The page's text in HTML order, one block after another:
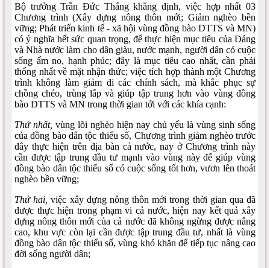
Bộ trưởng Trần Đức Thắng khẳng định, việc hợp nhất 03
Chương trình (Xây dựng nông thôn mới; Giảm nghèo bền
vững; Phát triển kinh tế - xã hội vùng đồng bào DTTS và MN)
có ý nghĩa hết sức quan trọng, để thực hiện mục tiêu của Đảng
và Nhà nước làm cho dân giàu, nước mạnh, người dân có cuộc
sống ấm no, hạnh phúc; đây là mục tiêu cao nhất, cần phải
thống nhất về mặt nhận thức; việc tích hợp thành một Chương
trình không làm giảm đi các chính sách, mà khắc phục sự
chồng chéo, trùng lắp và giúp tập trung hơn vào vùng đồng
bào DTTS và MN trong thời gian tới với các khía cạnh:
Thứ nhất, vùng lõi nghèo hiện nay chủ yếu là vùng sinh sống
của đồng bào dân tộc thiểu số, Chương trình giảm nghèo trước
đây thực hiện trên địa bàn cả nước, nay ở Chương trình này
cần được tập trung đầu tư mạnh vào vùng này để giúp vùng
đồng bào dân tộc thiểu số có cuộc sống tốt hơn, vươn lên thoát
nghèo bền vững;
Thứ hai, việc xây dựng nông thôn mới trong thời gian qua đã
được thực hiện trong phạm vi cả nước, hiện nay kết quả xây
dựng nông thôn mới của cả nước đã không ngừng được nâng
cao, khu vực còn lại cần được tập trung đầu tư, nhất là vùng
đồng bào dân tộc thiểu số, vùng khó khăn để tiếp tục nâng cao
đời sống người dân;